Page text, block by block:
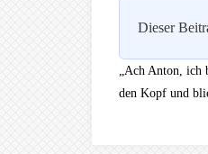
Dieser
„Ach Anton, ich
den Kopf und